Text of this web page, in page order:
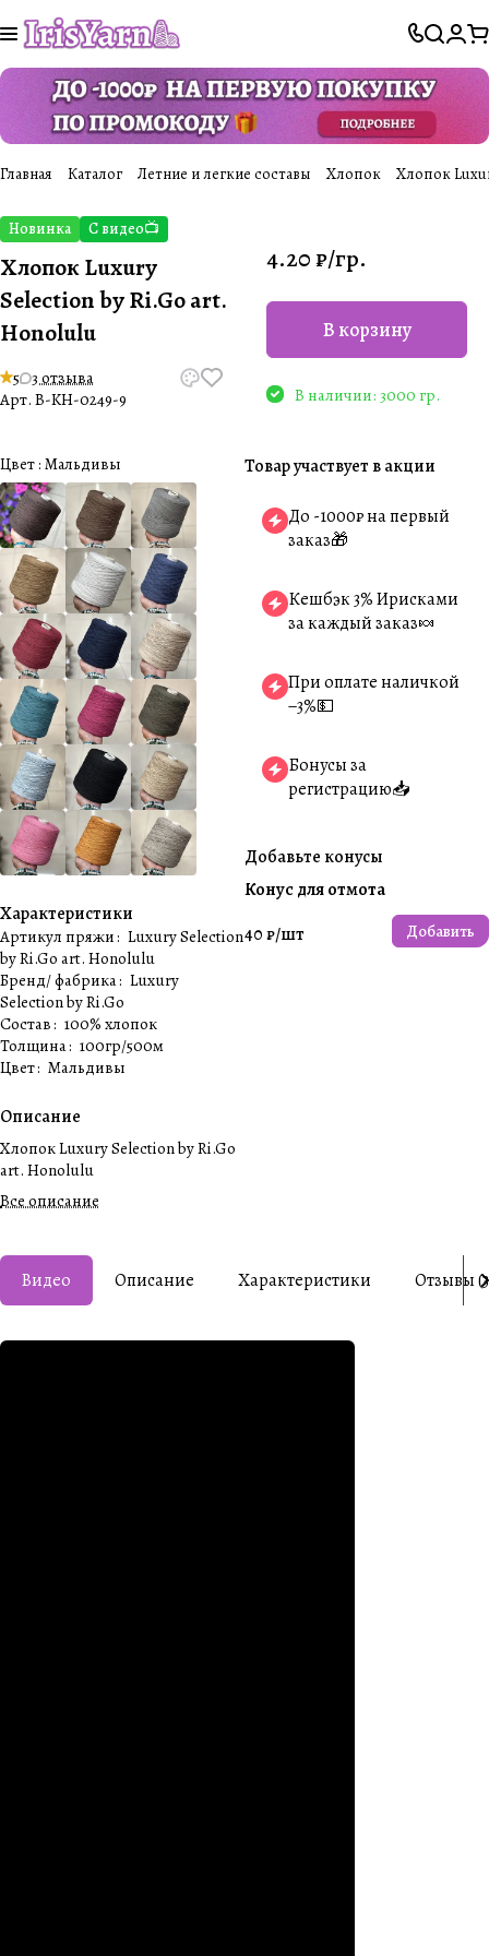
Главная Каталог Летние и легкие составы Хлопок Хлопок
Новинка С видео📺
Хлопок Luxury
Selection by Ri.Go art.
Honolulu
5 3 отзыва
Арт. B-KH-0249-9
Цвет : Мальдивы
Характеристики
Артикул пряжи: Luxury Selection
by Ri.Go art. Honolulu
Бренд/ фабрика: Luxury
Selection by Ri.Go
Состав: 100% хлопок
Толщина: 100гр/500м
Цвет: Мальдивы
Описание
Хлопок Luxury Selection by Ri.Go
art. Honolulu
Все описание
4.20 ₽/гр.
В корзину
В наличии: 3000 гр.
Товар участвует в акции
До -1000₽ на первый
заказ🎁
Кешбэк 3% Ирисками
за каждый заказ🍬
При оплате наличкой
−3%💵
Бонусы за
регистрацию📥
Добавьте конусы
Конус для отмота
40 ₽/шт Добавить
Видео Описание Характеристики Отзывы